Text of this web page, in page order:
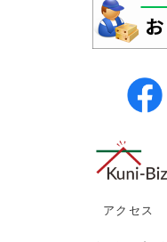
アクセス